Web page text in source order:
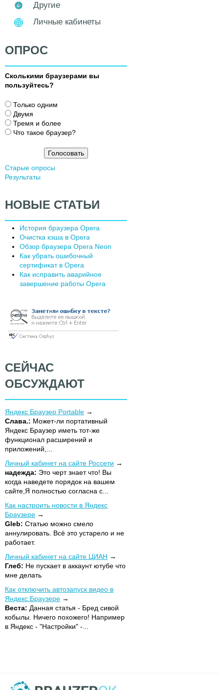
Другие
Личные кабинеты
ОПРОС
Сколькими браузерами вы
пользуйтесь?
В
а
р
и
ы
Только одним
Двумя
Тремя и более
Что такое браузер?
Старые опросы
Результаты
НОВЫЕ СТАТЬИ
История браузера Opera
Очистка кэша в Opera
Обзор браузера Opera Neon
Как убрать ошибочный
сертификат в Opera
Как исправить аварийное
завершение работы Opera
СЕЙЧАС
ОБСУЖДАЮТ
Яндекс Браузер Portable
Слава.: Может-ли портативный
Яндекс Браузер иметь тот-же
функционал расширений и
приложений,...
Личный кабинет на сайте Россети
надежда: Это черт знает что! Вы
когда наведете порядок на вашем
сайте,Я полностью согласна с...
Как настроить новости в Яндекс
Браузере
Gleb: Статью можно смело
аннулировать. Всё это устарело и не
работает.
Личный кабинет на сайте ЦИАН
Глеб: Не пускает в аккаунт ютубе что
мне делать
Как отключить автозапуск видео в
Яндекс Браузере
Веста: Данная статья - Бред сивой
кобылы. Ничего похожего! Например
в Яндекс - "Настройки" -...